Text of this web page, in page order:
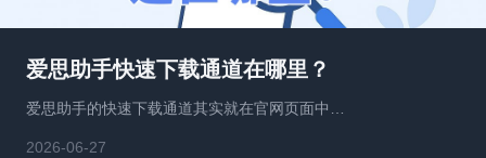
爱思助手快速下载通道在哪里？
爱思助手的快速下载通道其实就在官网页面中…
2026-06-27